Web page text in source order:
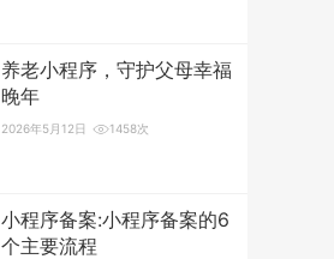
养老小程序，守护父母幸福
晚年
2026年5月12日 1458次
小程序备案:小程序备案的6
个主要流程